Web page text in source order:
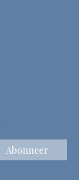
Abonneer